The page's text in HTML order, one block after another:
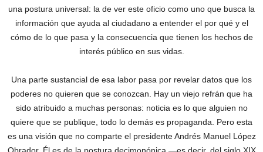
una postura universal: la de ver este oficio como uno que busca la
información que ayuda al ciudadano a entender el por qué y el
cómo de lo que pasa y la consecuencia que tienen los hechos de
interés público en sus vidas.
Una parte sustancial de esa labor pasa por revelar datos que los
poderes no quieren que se conozcan. Hay un viejo refrán que ha
sido atribuido a muchas personas: noticia es lo que alguien no
quiere que se publique, todo lo demás es propaganda. Pero esta
es una visión que no comparte el presidente Andrés Manuel López